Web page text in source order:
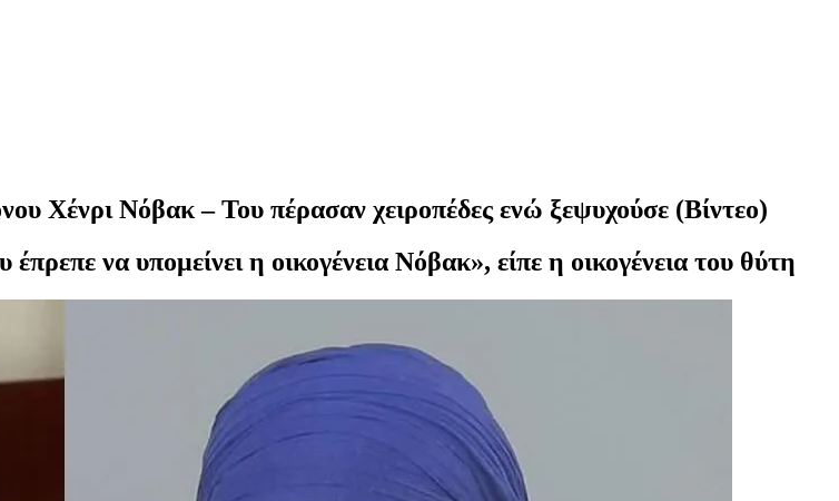
Χένρι Νόβακ – Του πέρασαν χειροπέδες ενώ ξεψυχούσε (Βίντεο)
να υπομείνει η οικογένεια Νόβακ», είπε η οικογένεια του θύτη